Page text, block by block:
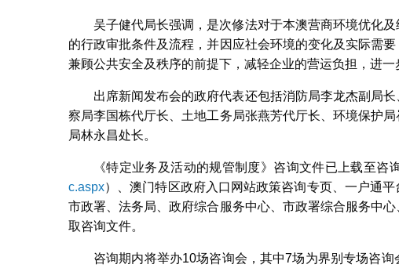
吴子健代局长强调，是次修法对于本澳营商环境优化
的行政审批条件及流程，并因应社会环境的变化及实际需
兼顾公共安全及秩序的前提下，减轻企业的营运负担，进一
出席新闻发布会的政府代表还包括消防局李龙杰副局
察局李国栋代厅长、土地工务局张燕芳代厅长、环境保护
局林永昌处长。
《特定业务及活动的规管制度》咨询文件已上载至咨
c.aspx）、澳门特区政府入口网站政策咨询专页、一户通
市政署、法务局、政府综合服务中心、市政署综合服务中
取咨询文件。
咨询期内将举办10场咨询会，其中7场为界别专场咨